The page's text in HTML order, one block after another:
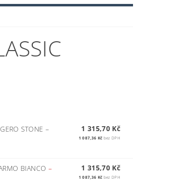
PANELY
STONE –
1 315,70 Kč
1 087,36 Kč bez DPH
BIANCO –
1 315,70 Kč
1 087,36 Kč bez DPH